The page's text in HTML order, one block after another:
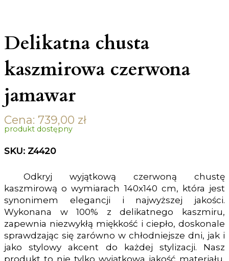
Delikatna chusta
kaszmirowa czerwona
jamawar
Cena: 739,00 zł
produkt dostępny
SKU: Z4420
Odkryj wyjątkową czerwoną chustę
kaszmirową o wymiarach 140x140 cm, która jest
synonimem elegancji i najwyższej jakości.
Wykonana w 100% z delikatnego kaszmiru,
zapewnia niezwykłą miękkość i ciepło, doskonale
sprawdzając się zarówno w chłodniejsze dni, jak i
jako stylowy akcent do każdej stylizacji. Nasz